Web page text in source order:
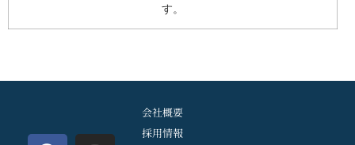
す。
会社概要
採用情報